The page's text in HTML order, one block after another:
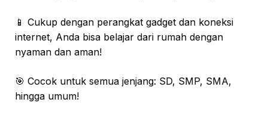
📱 Cukup dengan perangkat gadget dan koneksi
internet, Anda bisa belajar dari rumah dengan
nyaman dan aman!
🎯 Cocok untuk semua jenjang: SD, SMP, SMA,
hingga umum!